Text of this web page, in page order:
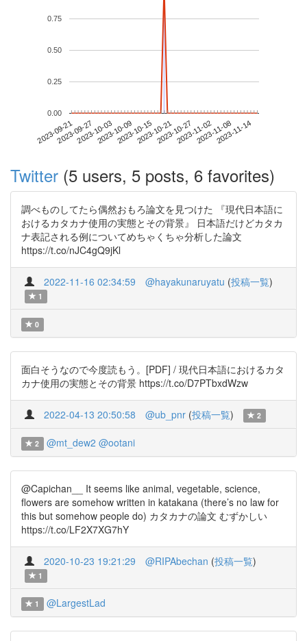
2023-09-212023-09-272023-10-032023-10-092023-10-152023-10-212023-10-272023-11-022023-11-082023-11-14
0.00
0.25
0.50
0.75
Twitter (5 users, 5 posts, 6 favorites)
調べものしてたら偶然おもろ論文を見つけた 『現代日本語に
おけるカタカナ使用の実態とその背景』 日本語だけどカタカ
ナ表記される例についてめちゃくちゃ分析した論文
https://t.co/nJC4gQ9jKl
2022-11-16 02:34:59 @hayakunaruyatu (投稿一覧)
1
0
面白そうなので今度読もう。[PDF] / 現代日本語におけるカタ
カナ使用の実態とその背景 https://t.co/D7PTbxdWzw
2022-04-13 20:50:58 @ub_pnr (投稿一覧) 2
2 @mt_dew2 @ootani
@Capichan__ It seems like animal, vegetable, science,
flowers are somehow written in katakana (there’s no law for
this but somehow people do) カタカナの論文 むずかしい
https://t.co/LF2X7XG7hY
2020-10-23 19:21:29 @RIPAbechan (投稿一覧)
1
1 @LargestLad